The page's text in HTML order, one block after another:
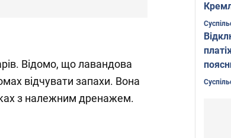
Відомо, що лавандова
відчувати запахи. Вона
з належним дренажем.